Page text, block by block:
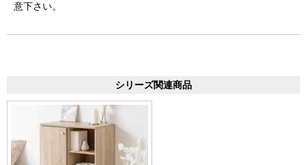
意下さい。
シリーズ関連商品